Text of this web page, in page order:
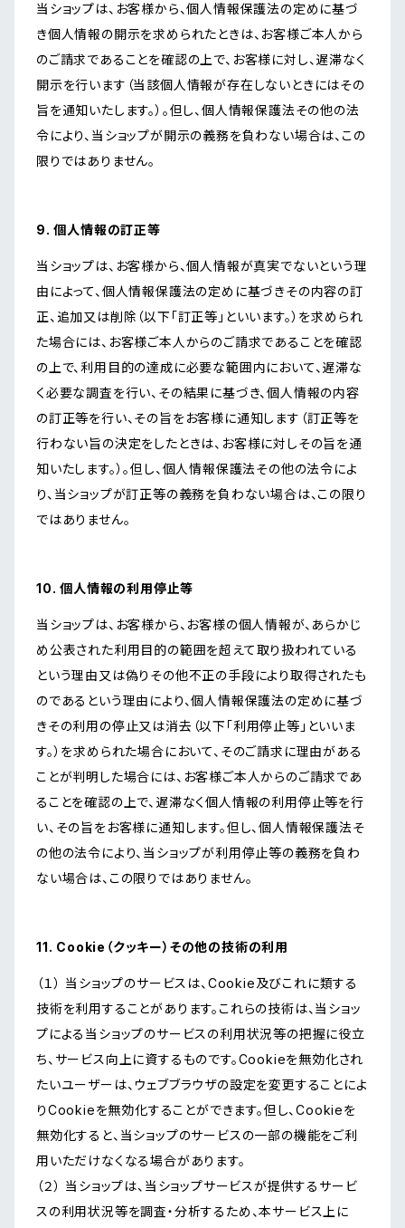
当ショップは、お客様から、個人情報保護法の定めに基づ
き個人情報の開示を求められたときは、お客様ご本人から
のご請求であることを確認の上で、お客様に対し、遅滞なく
開示を行います（当該個人情報が存在しないときにはその
旨を通知いたします。）。但し、個人情報保護法その他の法
令により、当ショップが開示の義務を負わない場合は、この
限りではありません。
9. 個人情報の訂正等
当ショップは、お客様から、個人情報が真実でないという理
由によって、個人情報保護法の定めに基づきその内容の訂
正、追加又は削除（以下「訂正等」といいます。）を求められ
た場合には、お客様ご本人からのご請求であることを確認
の上で、利用目的の達成に必要な範囲内において、遅滞な
く必要な調査を行い、その結果に基づき、個人情報の内容
の訂正等を行い、その旨をお客様に通知します（訂正等を
行わない旨の決定をしたときは、お客様に対しその旨を通
知いたします。）。但し、個人情報保護法その他の法令によ
り、当ショップが訂正等の義務を負わない場合は、この限り
ではありません。
10. 個人情報の利用停止等
当ショップは、お客様から、お客様の個人情報が、あらかじ
め公表された利用目的の範囲を超えて取り扱われている
という理由又は偽りその他不正の手段により取得されたも
のであるという理由により、個人情報保護法の定めに基づ
きその利用の停止又は消去（以下「利用停止等」といいま
す。）を求められた場合において、そのご請求に理由がある
ことが判明した場合には、お客様ご本人からのご請求であ
ることを確認の上で、遅滞なく個人情報の利用停止等を行
い、その旨をお客様に通知します。但し、個人情報保護法そ
の他の法令により、当ショップが利用停止等の義務を負わ
ない場合は、この限りではありません。
11. Cookie（クッキー）その他の技術の利用
（１） 当ショップのサービスは、Cookie及びこれに類する
技術を利用することがあります。これらの技術は、当ショッ
プによる当ショップのサービスの利用状況等の把握に役立
ち、サービス向上に資するものです。Cookieを無効化され
たいユーザーは、ウェブブラウザの設定を変更することによ
りCookieを無効化することができます。但し、Cookieを
無効化すると、当ショップのサービスの一部の機能をご利
用いただけなくなる場合があります。
（２） 当ショップは、当ショップサービスが提供するサービ
スの利用状況等を調査・分析するため、本サービス上に